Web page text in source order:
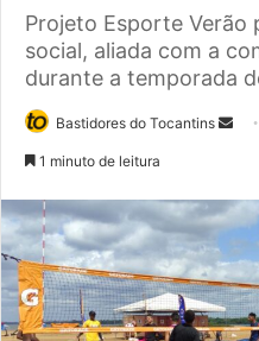
Projeto Esporte Verão
social, aliada com a
durante a temporada
Bastidores do Tocantins
d
e
u
m
e
1 minuto de leitura